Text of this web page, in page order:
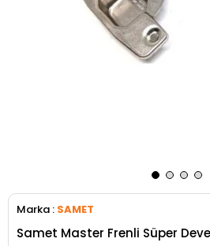
Marka : SAMET
Samet Master Frenli Süper